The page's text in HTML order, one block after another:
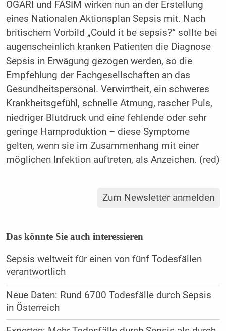
ÖGARI und FASIM wirken nun an der Erstellung
eines Nationalen Aktionsplan Sepsis mit. Nach
britischem Vorbild „Could it be sepsis?“ sollte bei
augenscheinlich kranken Patienten die Diagnose
Sepsis in Erwägung gezogen werden, so die
Empfehlung der Fachgesellschaften an das
Gesundheitspersonal. Verwirrtheit, ein schweres
Krankheitsgefühl, schnelle Atmung, rascher Puls,
niedriger Blutdruck und eine fehlende oder sehr
geringe Harnproduktion – diese Symptome
gelten, wenn sie im Zusammenhang mit einer
möglichen Infektion auftreten, als Anzeichen. (red)
Zum Newsletter anmelden
Das könnte Sie auch interessieren
Sepsis weltweit für einen von fünf Todesfällen
verantwortlich
Neue Daten: Rund 6700 Todesfälle durch Sepsis
in Österreich